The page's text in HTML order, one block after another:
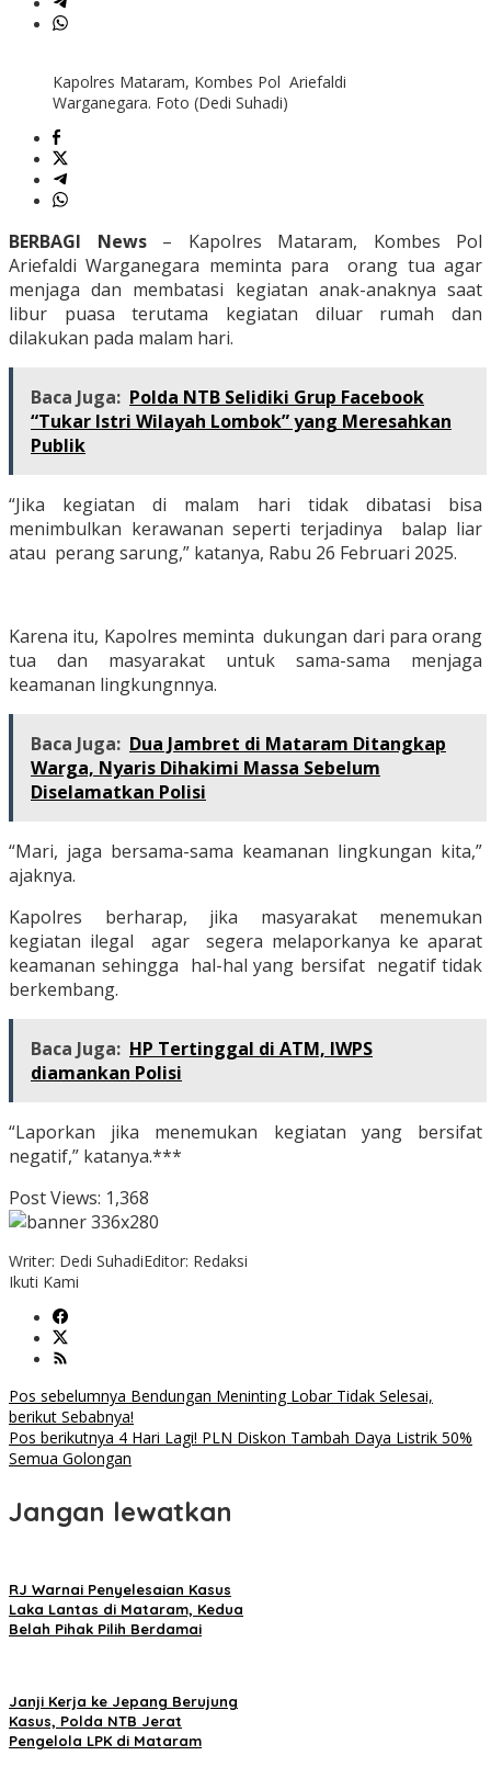
Kapolres Mataram, Kombes Pol Ariefaldi
Warganegara. Foto (Dedi Suhadi)
BERBAGI News– Kapolres Mataram, Kombes Pol
Ariefaldi Warganegara meminta para orang tua agar
menjaga dan membatasi kegiatan anak-anaknya saat
libur puasa terutama kegiatan diluar rumah dan
dilakukan pada malam hari.
Baca Juga: Polda NTB Selidiki Grup Facebook
“Tukar Istri Wilayah Lombok” yang Meresahkan
Publik
“Jika kegiatan di malam hari tidak dibatasi bisa
menimbulkan kerawanan seperti terjadinya balap liar
atau perang sarung,” katanya, Rabu 26 Februari 2025.
Karena itu, Kapolres meminta dukungan dari para orang
tua dan masyarakat untuk sama-sama menjaga
keamanan lingkungnnya.
Baca Juga: Dua Jambret di Mataram Ditangkap
Warga, Nyaris Dihakimi Massa Sebelum
Diselamatkan Polisi
“Mari, jaga bersama-sama keamanan lingkungan kita,”
ajaknya.
Kapolres berharap, jika masyarakat menemukan
kegiatan ilegal agar segera melaporkanya ke aparat
keamanan sehingga hal-hal yang bersifat negatif tidak
berkembang.
Baca Juga: HP Tertinggal di ATM, IWPS
diamankan Polisi
“Laporkan jika menemukan kegiatan yang bersifat
negatif,” katanya.***
Post Views: 1,368
Writer: Dedi SuhadiEditor: Redaksi
Ikuti Kami
Navigasi
pos
Pos sebelumnya Bendungan Meninting Lobar Tidak Selesai,
berikut Sebabnya!
Pos berikutnya 4 Hari Lagi! PLN Diskon Tambah Daya Listrik 50%
Semua Golongan
Jangan lewatkan
RJ Warnai Penyelesaian Kasus
Laka Lantas di Mataram, Kedua
Belah Pihak Pilih Berdamai
Janji Kerja ke Jepang Berujung
Kasus, Polda NTB Jerat
Pengelola LPK di Mataram